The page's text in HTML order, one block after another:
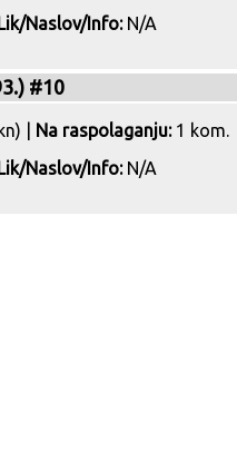
Naslov/Info:N/A
#10
| Na raspolaganju:1 kom.
Naslov/Info:N/A